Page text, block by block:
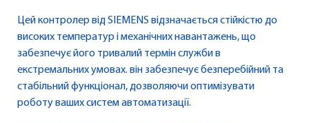
Цей контролер від SIEMENS відзначається стійкістю до
високих температур і механічних навантажень, що
забезпечує його тривалий термін служби в
екстремальних умовах. він забезпечує безперебійний та
стабільний функціонал, дозволяючи оптимізувати
роботу ваших систем автоматизації.